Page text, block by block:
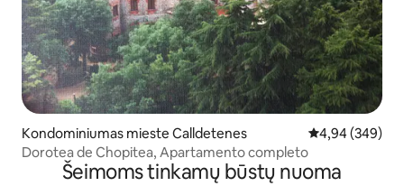
Kondominiumas mieste Calldetenes Vidutinis
4,94 (349)
Dorotea de Chopitea, Apartamento completo
Šeimoms tinkamų būstų nuoma